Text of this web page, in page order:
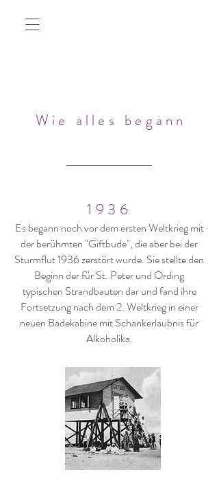
Wie alles begann
1936
Es begann noch vor dem ersten Weltkrieg mit
der berühmten "Giftbude", die aber bei der
Sturmflut 1936 zerstört wurde. Sie stellte den
Beginn der für St. Peter und Ording
typischen Strandbauten dar und fand ihre
Fortsetzung nach dem 2. Weltkrieg in einer
neuen Badekabine mit Schankerlaubnis für
Alkoholika.